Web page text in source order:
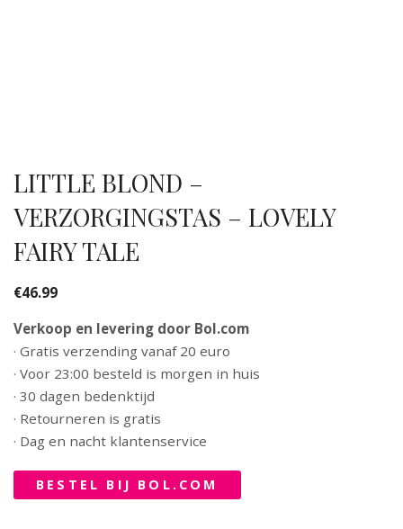
LITTLE BLOND –
VERZORGINGSTAS – LOVELY
FAIRY TALE
€46.99
Verkoop en levering door Bol.com
· Gratis verzending vanaf 20 euro
· Voor 23:00 besteld is morgen in huis
· 30 dagen bedenktijd
· Retourneren is gratis
· Dag en nacht klantenservice
BESTEL BIJ BOL.COM